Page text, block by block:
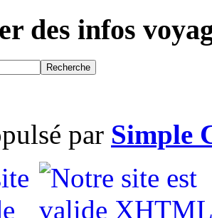
des infos
par Simple